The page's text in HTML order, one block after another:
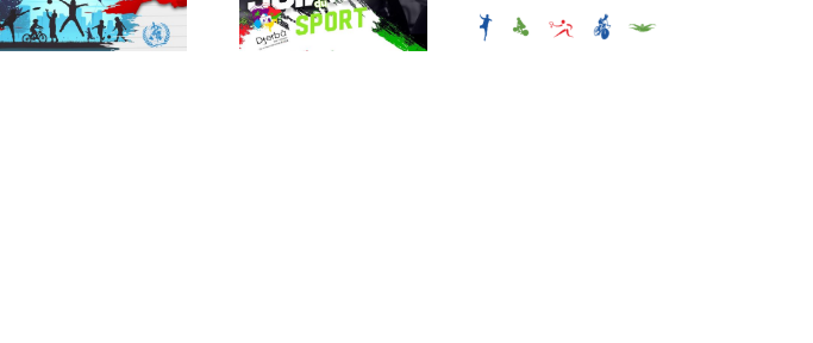
لعلوم الرياضة
وتقنيات الأنشطة
البدنية والرياضية
الرياضة